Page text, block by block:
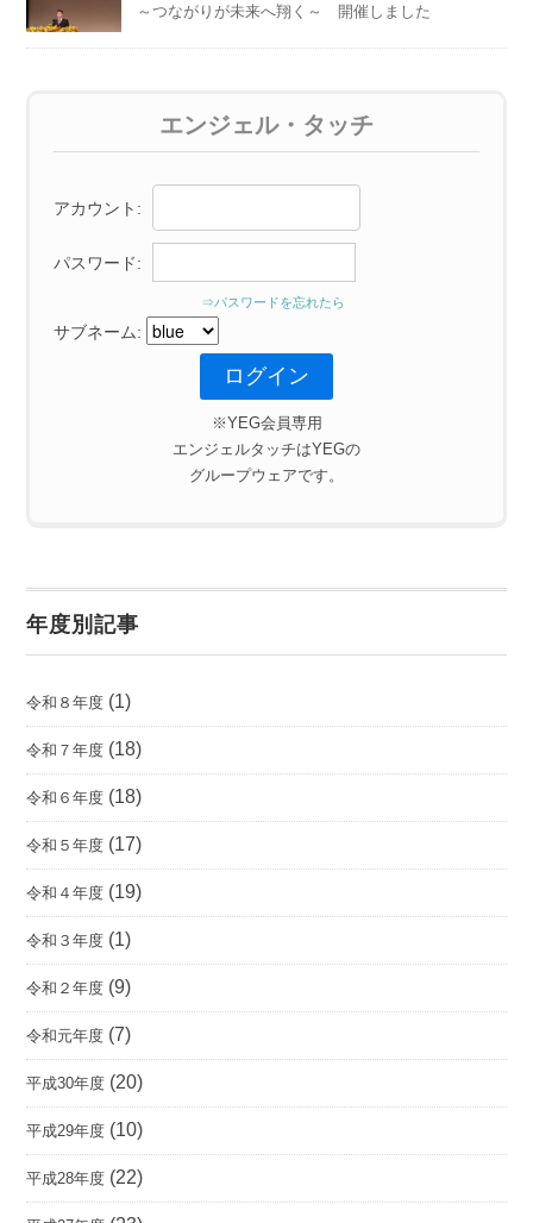
～つながりが未来へ翔く～ 開催しました
エンジェル・タッチ
アカウント:
パスワード:
⇒パスワードを忘れたら
サブネーム:
※YEG会員専用
エンジェルタッチはYEGの
グループウェアです。
年度別記事
令和８年度 (1)
令和７年度 (18)
令和６年度 (18)
令和５年度 (17)
令和４年度 (19)
令和３年度 (1)
令和２年度 (9)
令和元年度 (7)
平成30年度 (20)
平成29年度 (10)
平成28年度 (22)